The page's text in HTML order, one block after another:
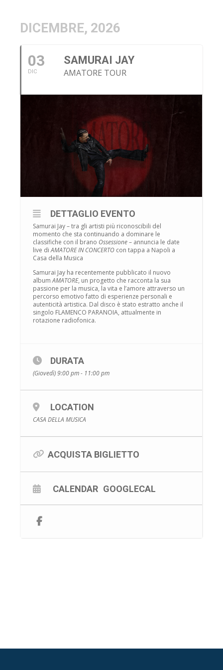
DICEMBRE, 2026
03
DIC
SAMURAI JAY
AMATORE TOUR
DETTAGLIO EVENTO
Samurai Jay – tra gli artisti più riconoscibili del
momento che sta continuando a dominare le
classifiche con il brano Ossessione– annuncia le date
live diAMATORE IN CONCERTO con tappa a Napoli a
Casa della Musica
Samurai Jay ha recentemente pubblicato il nuovo
albumAMATORE, un progetto che racconta la sua
passione per la musica, la vita e l’amore attraverso un
percorso emotivo fatto di esperienze personali e
autenticità artistica. Dal disco è stato estratto anche il
singolo FLAMENCO PARANOIA, attualmente in
rotazione radiofonica.
DURATA
(Giovedì) 9:00 pm - 11:00 pm
LOCATION
CASA DELLA MUSICA
ACQUISTA BIGLIETTO
CALENDAR GOOGLECAL